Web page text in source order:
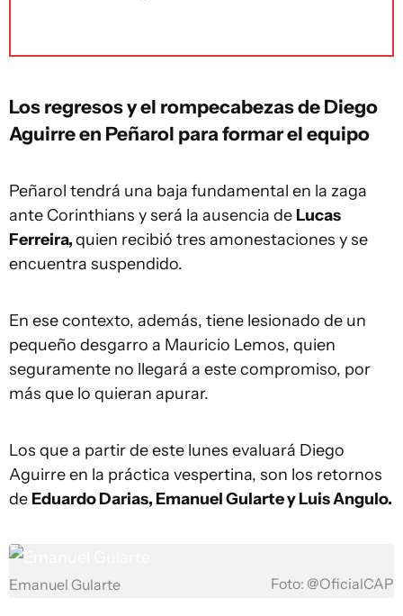
Los regresos y el rompecabezas de Diego
Aguirre en Peñarol para formar el equipo
Peñarol tendrá una baja fundamental en la zaga
ante Corinthians y será la ausencia de Lucas
Ferreira,quien recibió tres amonestaciones y se
encuentra suspendido.
En ese contexto, además, tiene lesionado de un
pequeño desgarro a Mauricio Lemos, quien
seguramente no llegará a este compromiso, por
más que lo quieran apurar.
Los que a partir de este lunes evaluará Diego
Aguirre en la práctica vespertina, son los retornos
de Eduardo Darias, Emanuel Gularte y Luis Angulo.
Emanuel Gularte Foto: @OficialCAP